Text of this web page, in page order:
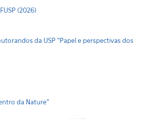
(2026)
da USP “Papel e perspectivas dos
da Nature"